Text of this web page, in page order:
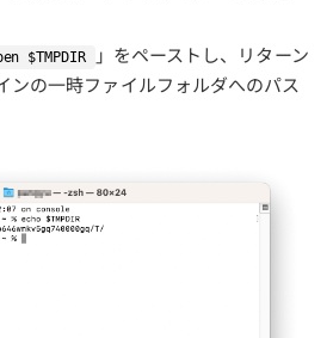
$TMPDIR
」をペーストし、リターン
ンの一時ファイルフォルダへのパス